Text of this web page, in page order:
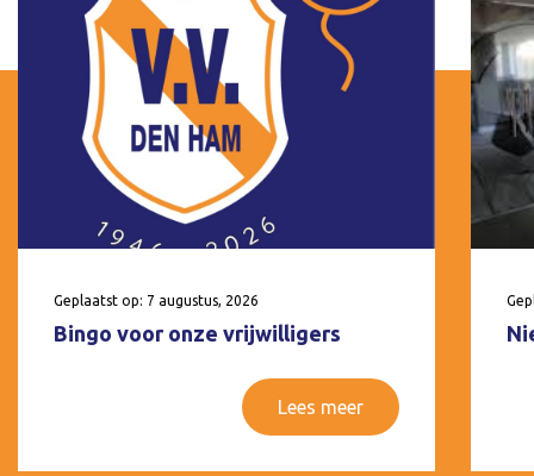
Geplaatst op: 7 augustus, 2026
Bingo voor onze vrijwilligers
Lees meer